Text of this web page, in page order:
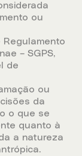
ou
– SGPS,
de
ou
da
o que se
quanto à
a natureza